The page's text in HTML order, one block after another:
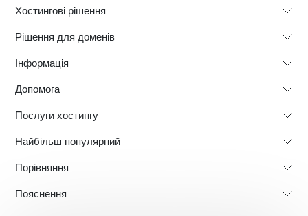
Хостингові рішення
Рішення для доменів
Інформація
Допомога
Послуги хостингу
Найбільш популярний
Порівняння
Пояснення